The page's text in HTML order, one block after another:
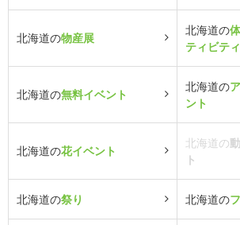
北海道の物産展
北海道の
ティビティ
北海道の無料イベント
北海道の
ント
北海道の花イベント
北海道の
ト
北海道の祭り 北海道の